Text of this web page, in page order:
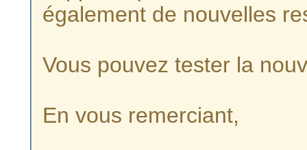
également de nouvelles
Vous pouvez tester la
En vous remerciant,